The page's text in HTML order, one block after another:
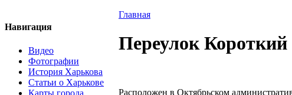
Навигация
Видео
Фотографии
История Харькова
Статьи о Харькове
Карты города
Главная
Переулок Короткий
Расположен в Октябрьском